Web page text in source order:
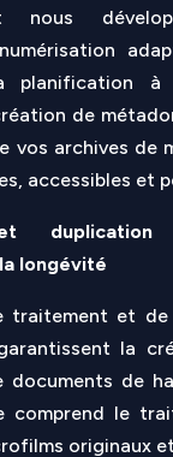
nous
planification à
de
vos archives de
accessibles et
et
longévité
traitement et
la
documents de
comprend le
originaux